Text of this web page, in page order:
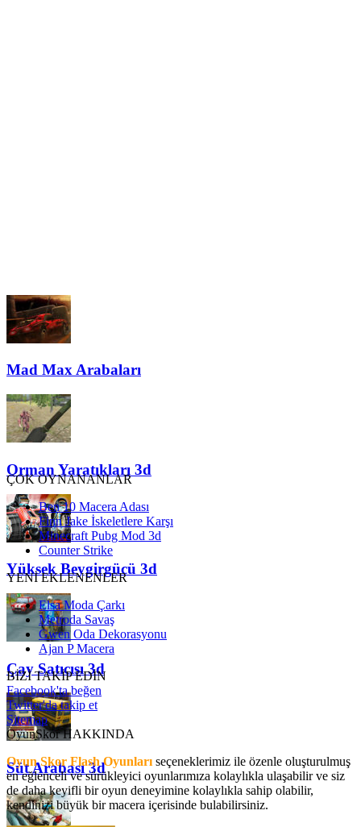
Mad Max Arabaları
Orman Yaratıkları 3d
Yüksek Beygirgücü 3d
Çay Satıcısı 3d
Süt Arabası 3d
ÇOK OYNANANLAR
Ben 10 Macera Adası
Finn Jake İskeletlere Karşı
Minecraft Pubg Mod 3d
Counter Strike
YENİ EKLENENLER
Elsa Moda Çarkı
Metroda Savaş
Gwen Oda Dekorasyonu
Ajan P Macera
BİZİ TAKİP EDİN
Facebook'ta beğen
Twitter'da takip et
Sitemap
OyunSkor HAKKINDA
Oyun Skor Flash Oyunları seçeneklerimiz ile özenle oluşturulmuş
en eğlenceli ve sürükleyici oyunlarımıza kolaylıkla ulaşabilir ve siz
de daha keyifli bir oyun deneyimine kolaylıkla sahip olabilir,
kendinizi büyük bir macera içerisinde bulabilirsiniz.